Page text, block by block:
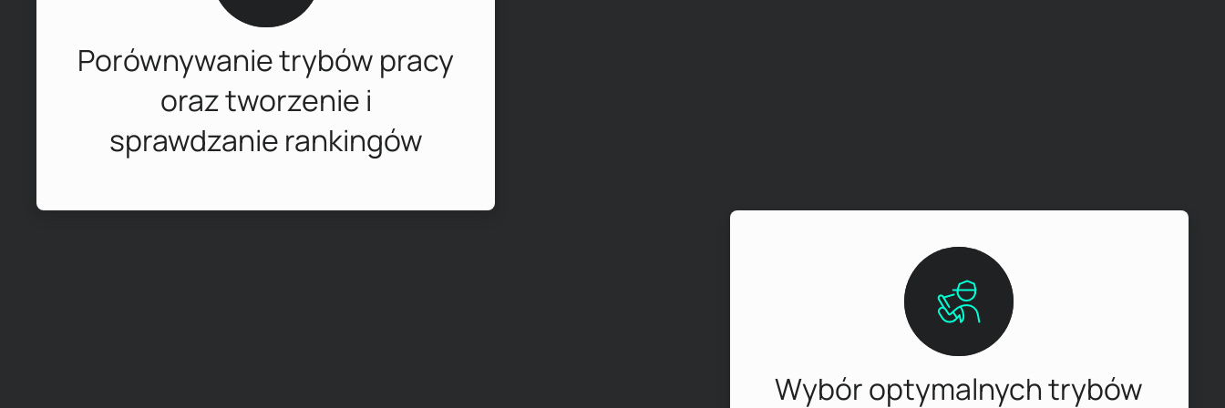
Porównywanie trybów pracy
oraz tworzenie i
sprawdzanie rankingów
Wybór optymalnych trybów